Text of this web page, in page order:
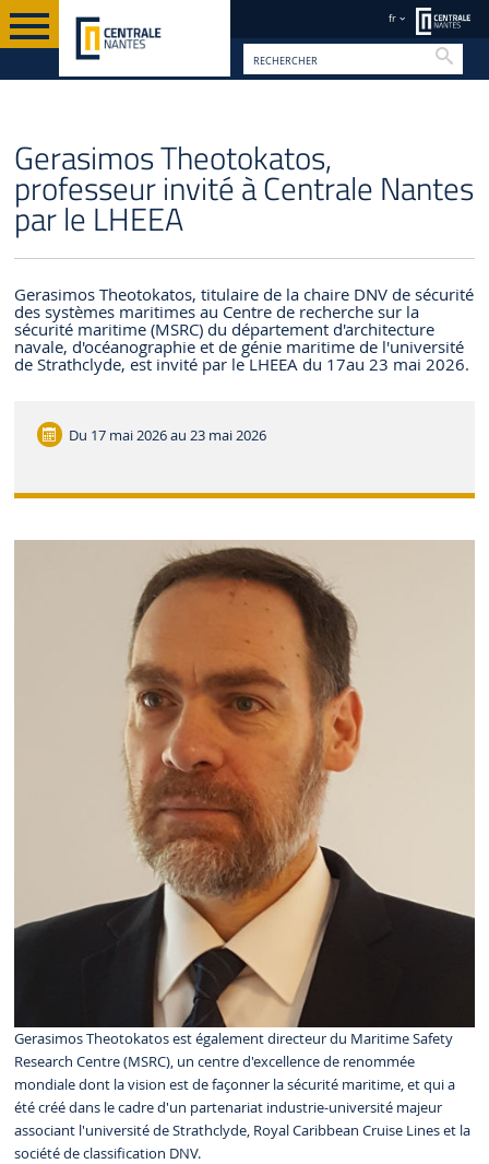
fr
Gerasimos Theotokatos,
professeur invité à Centrale Nantes
par le LHEEA
Gerasimos Theotokatos, titulaire de la chaire DNV de sécurité
des systèmes maritimes au Centre de recherche sur la
sécurité maritime (MSRC) du département d'architecture
navale, d'océanographie et de génie maritime de l'université
de Strathclyde, est invité par le LHEEA du 17au 23 mai 2026.
Du 17 mai 2026 au 23 mai 2026
Gerasimos Theotokatos est également directeur du Maritime Safety
Research Centre (MSRC), un centre d'excellence de renommée
mondiale dont la vision est de façonner la sécurité maritime, et qui a
été créé dans le cadre d'un partenariat industrie-université majeur
associant l'université de Strathclyde, Royal Caribbean Cruise Lines et la
société de classification DNV.